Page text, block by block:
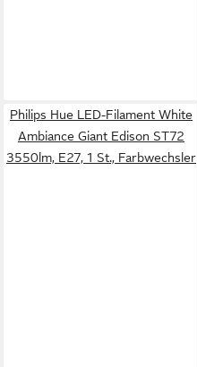
Philips Hue LED-Filament White
Ambiance Giant Edison ST72
3550lm, E27, 1 St., Farbwechsler